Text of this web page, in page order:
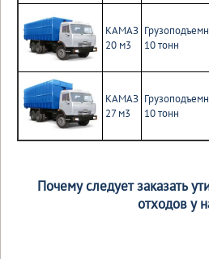
КАМАЗ
20 м3
10 тонн
КАМАЗ
27 м3
10 тонн
Почему следует заказать
отходов у